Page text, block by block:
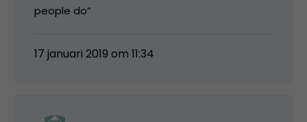
people do”
17 januari 2019 om 11:34